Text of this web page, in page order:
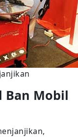
Ban Mobil